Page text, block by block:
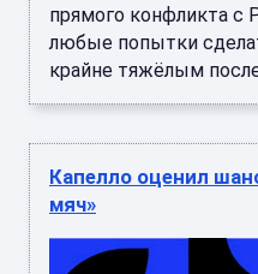
прямого конфликта с
любые попытки
крайне тяжёлым
Капелло оценил
мяч»